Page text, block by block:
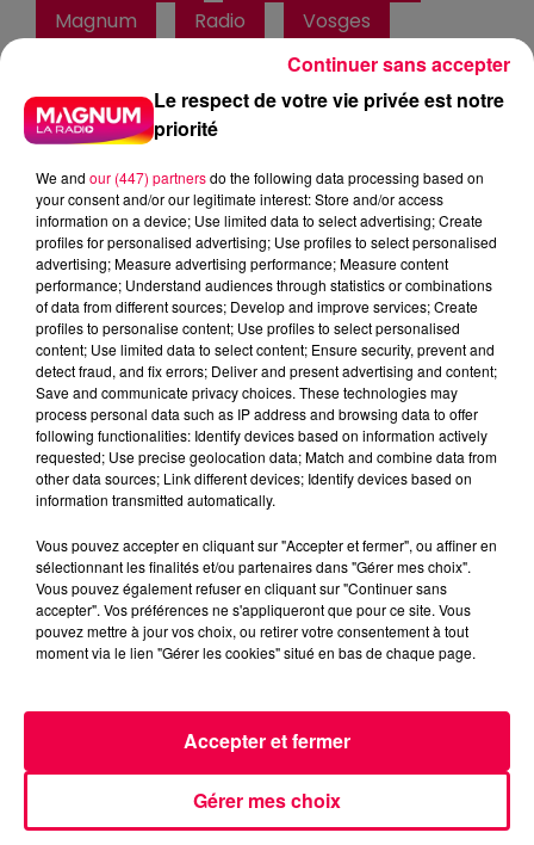
Magnum
Radio
Vosges
Haute Marne
Alsace
Meuse Grand Est
METTRE LES PETITS PLATS DANS LES GRANDS
0:00
9 janvier 2026 - 58 sec
LE TRADUCTEUR DE GÉNÉRATION 09/01/2026
Tout le monde écoute Club Magnum, les jeunes et les
moins jeunes, et des fois ces générations ont du mal à
traduire !
METTRE LES PETITS PLATS DANS LES GRANDS
Quand inviter du monde voulait dire cuisiner, pas
“Mettre les petits plats dans les grands”, c’était une
expression très sérieuse. Ça voulait dire recevoir des
invités et tout faire pour les impressionner : sortir la
belle vaisselle, passer des heures en cuisine, et
surveiller le four comme un trésor.
Le respect de votre vie privée est notre
priorité
We and our (447) partnersdo the following data processing based on
your consent and/or our legitimate interest: Store and/or access
information on a device; Use limited data to select advertising; Create
profiles for personalised advertising; Use profiles to select personalised
advertising; Measure advertising performance; Measure content
performance; Understand audiences through statistics or combinations
of data from different sources; Develop and improve services; Create
profiles to personalise content; Use profiles to select personalised
content; Use limited data to select content; Ensure security, prevent and
detect fraud, and fix errors; Deliver and present advertising and content;
Save and communicate privacy choices. These technologies may
process personal data such as IP address and browsing data to offer
following functionalities: Identify devices based on information actively
requested; Use precise geolocation data; Match and combine data from
other data sources; Link different devices; Identify devices based on
information transmitted automatically.
Vous pouvez accepter en cliquant sur "Accepter et fermer", ou affiner en
sélectionnant les finalités et/ou partenaires dans "Gérer mes choix".
Vous pouvez également refuser en cliquant sur "Continuer sans
accepter". Vos préférences ne s'appliqueront que pour ce site. Vous
pouvez mettre à jour vos choix, ou retirer votre consentement à tout
moment via le lien "Gérer les cookies" situé en bas de chaque page.
Gérer mes choix
Accepter et fermer
Continuer sans accepter